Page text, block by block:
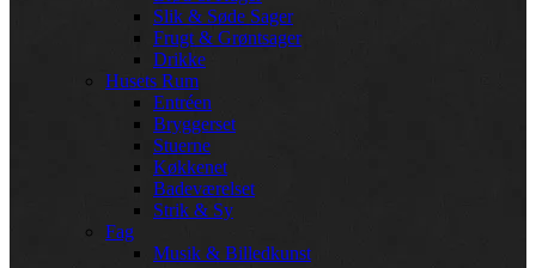
Slik & Søde Sager
Frugt & Grøntsager
Drikke
Husets Rum
Entréen
Bryggerset
Stuerne
Køkkenet
Badeværelset
Strik & Sy
Fag
Musik & Billedkunst